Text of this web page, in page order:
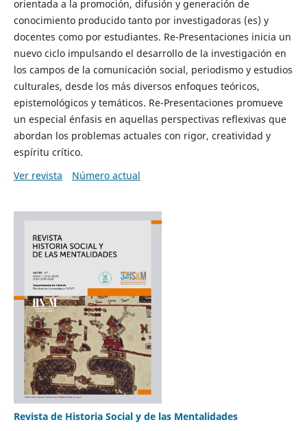
orientada a la promoción, difusión y generación de
conocimiento producido tanto por investigadoras (es) y
docentes como por estudiantes. Re-Presentaciones inicia un
nuevo ciclo impulsando el desarrollo de la investigación en
los campos de la comunicación social, periodismo y estudios
culturales, desde los más diversos enfoques teóricos,
epistemológicos y temáticos. Re-Presentaciones promueve
un especial énfasis en aquellas perspectivas reflexivas que
abordan los problemas actuales con rigor, creatividad y
espíritu crítico.
Ver revista
Número actual
Revista de Historia Social y de las Mentalidades